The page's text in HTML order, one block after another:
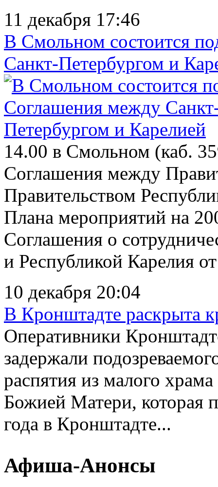
11 декабря 17:46
В Смольном состоится
Санкт-Петербургом и
14.00 в Смольном (каб.
Соглашения между
Правительством
Плана мероприятий на
Соглашения о
и Республикой Карелия
10 декабря 20:04
В Кронштадте раскрыта
Оперативники
задержали
распятия из малого
Божией Матери, которая
года в Кронштадте...
Афиша-Анонсы